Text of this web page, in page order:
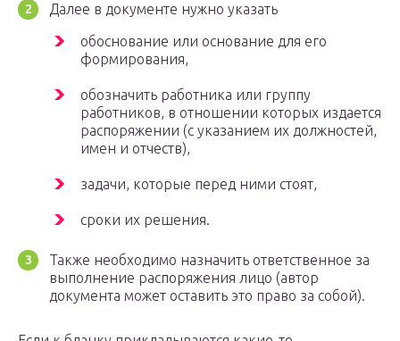
Далее в документе нужно указать
обоснование или основание для его
формирования,
обозначить работника или группу
работников, в отношении которых издается
распоряжении (с указанием их должностей,
имен и отчеств),
задачи, которые перед ними стоят,
сроки их решения.
Также необходимо назначить ответственное за
выполнение распоряжения лицо (автор
документа может оставить это право за собой).